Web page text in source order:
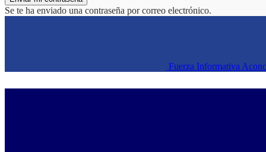
Se te ha enviado una contraseña por correo electrónico.
Fuerza Informativa